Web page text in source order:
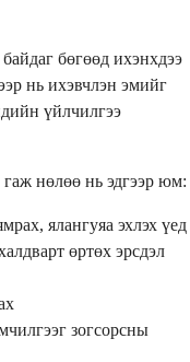
бөгөөд ихэнхдээ
нь ихэвчлэн эмийг
үйлчилгээ
нөлөө нь эдгээр юм:
ялангуяа эхлэх үед
өртөх эрсдэл
зогсорсны